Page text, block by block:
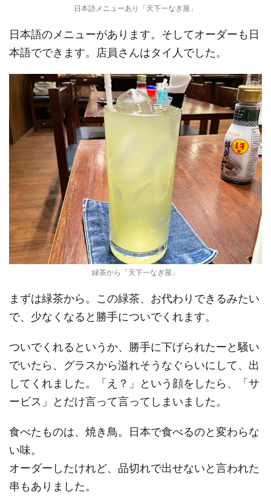
日本語メニューあり「天下一なぎ屋」
日本語のメニューがあります。そしてオーダーも日
本語でできます。店員さんはタイ人でした。
緑茶から「天下一なぎ屋」
まずは緑茶から。この緑茶、お代わりできるみたい
で、少なくなると勝手についでくれます。
ついでくれるというか、勝手に下げられたーと騒い
でいたら、グラスから溢れそうなぐらいにして、出
してくれました。「え？」という顔をしたら、「サ
ービス」とだけ言って言ってしまいました。
食べたものは、焼き鳥。日本で食べるのと変わらな
い味。
オーダーしたけれど、品切れで出せないと言われた
串もありました。